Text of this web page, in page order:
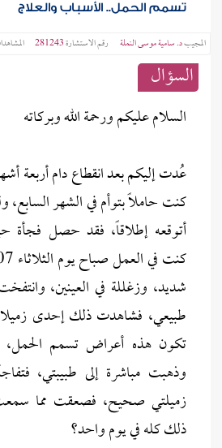
تسمم الحمل.. الأسباب والعلاج
المجيبد. سامية موسى النملة رقم الاستشارة281243
السؤال
السلام عليكم ورحمة الله وبركاته
عُدت إليكم بعد انقطاع دام أربعة
كنت حاملاً بتوأم في الشهر
أتوقعه إطلاقاً، فقد حصل
شديد، وزغللة في العينين،
طبيعي، فشاهدت ذلك إحدى
تكون هذه أعراض تسمم الحمل،
وذهبت مباشرة إلى طبيبتي،
زميلتي صحيح، فصعقت مما
ذلك كله في يوم واحد؟